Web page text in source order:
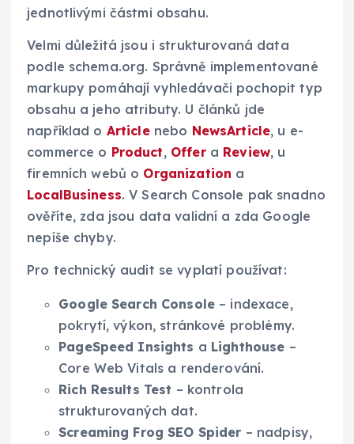
jednotlivými částmi obsahu.
Velmi důležitá jsou i strukturovaná data
podle schema.org. Správně implementované
markupy pomáhají vyhledávači pochopit typ
obsahu a jeho atributy. U článků jde
například o Articlenebo NewsArticle, u e-
commerce o Product, Offera Review, u
firemních webů o Organization a
LocalBusiness. V Search Console pak snadno
ověříte, zda jsou data validní a zda Google
nepíše chyby.
Pro technický audit se vyplatí používat:
Google Search Console – indexace,
pokrytí, výkon, stránkové problémy.
PageSpeed Insights a Lighthouse –
Core Web Vitals a renderování.
Rich Results Test – kontrola
strukturovaných dat.
Screaming Frog SEO Spider – nadpisy,